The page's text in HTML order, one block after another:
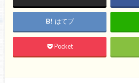
はてブ
Pocket